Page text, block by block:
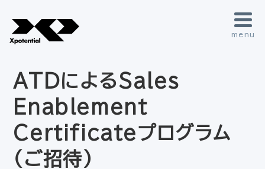
menu
ATDによるSales
Enablement
Certificateプログラム
（ご招待）